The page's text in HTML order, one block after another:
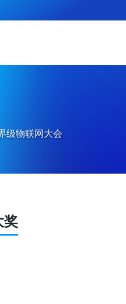
级物联网大会
奖